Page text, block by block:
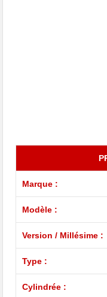
Marque :
Modèle :
Version / Millésime :
Type :
Cylindrée :